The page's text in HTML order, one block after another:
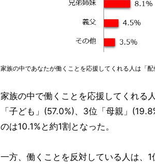
家族の中であなたが働くことを応援してくれる人は「
家族の中で働くことを応援してくれる
「子ども」(57.0%)、3位「母親」
のは10.1%と約1割となった。
一方、働くことを反対している人は、